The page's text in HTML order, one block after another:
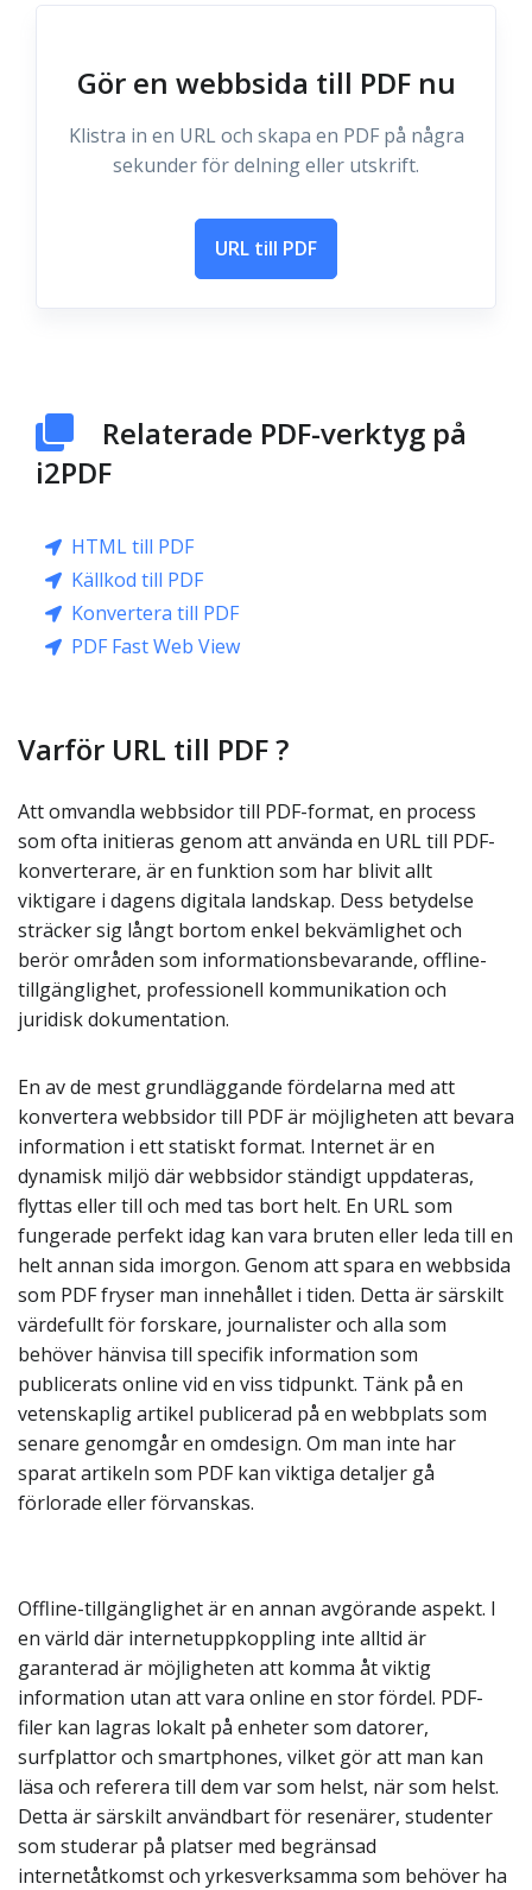
Gör en webbsida till PDF nu
Klistra in en URL och skapa en PDF på några
sekunder för delning eller utskrift.
URL till PDF
Relaterade PDF-verktyg på
i2PDF
HTML till PDF
Källkod till PDF
Konvertera till PDF
PDF Fast Web View
Varför URL till PDF ?
Att omvandla webbsidor till PDF-format, en process
som ofta initieras genom att använda en URL till PDF-
konverterare, är en funktion som har blivit allt
viktigare i dagens digitala landskap. Dess betydelse
sträcker sig långt bortom enkel bekvämlighet och
berör områden som informationsbevarande, offline-
tillgänglighet, professionell kommunikation och
juridisk dokumentation.
En av de mest grundläggande fördelarna med att
konvertera webbsidor till PDF är möjligheten att bevara
information i ett statiskt format. Internet är en
dynamisk miljö där webbsidor ständigt uppdateras,
flyttas eller till och med tas bort helt. En URL som
fungerade perfekt idag kan vara bruten eller leda till en
helt annan sida imorgon. Genom att spara en webbsida
som PDF fryser man innehållet i tiden. Detta är särskilt
värdefullt för forskare, journalister och alla som
behöver hänvisa till specifik information som
publicerats online vid en viss tidpunkt. Tänk på en
vetenskaplig artikel publicerad på en webbplats som
senare genomgår en omdesign. Om man inte har
sparat artikeln som PDF kan viktiga detaljer gå
förlorade eller förvanskas.
Offline-tillgänglighet är en annan avgörande aspekt. I
en värld där internetuppkoppling inte alltid är
garanterad är möjligheten att komma åt viktig
information utan att vara online en stor fördel. PDF-
filer kan lagras lokalt på enheter som datorer,
surfplattor och smartphones, vilket gör att man kan
läsa och referera till dem var som helst, när som helst.
Detta är särskilt användbart för resenärer, studenter
som studerar på platser med begränsad
internetåtkomst och yrkesverksamma som behöver ha